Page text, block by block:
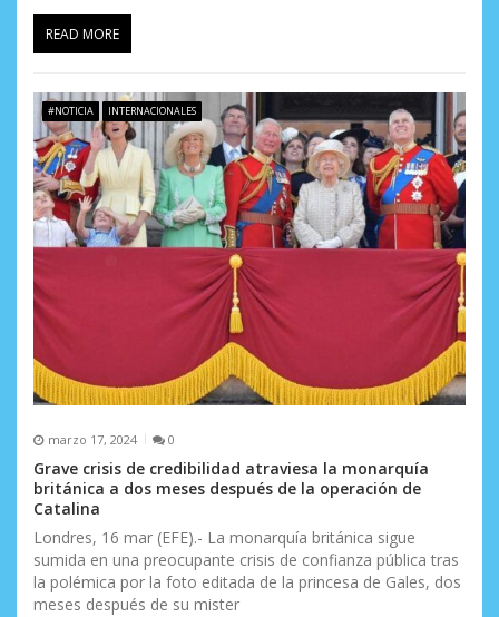
READ MORE
#NOTICIA INTERNACIONALES
marzo 17, 2024 0
Grave crisis de credibilidad atraviesa la monarquía
británica a dos meses después de la operación de
Catalina
Londres, 16 mar (EFE).- La monarquía británica sigue
sumida en una preocupante crisis de confianza pública tras
la polémica por la foto editada de la princesa de Gales, dos
meses después de su mister